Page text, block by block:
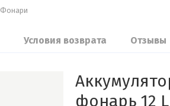
Фонари
Условия возврата Отзывы
фонарь 12